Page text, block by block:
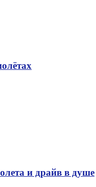
и драйв в душе